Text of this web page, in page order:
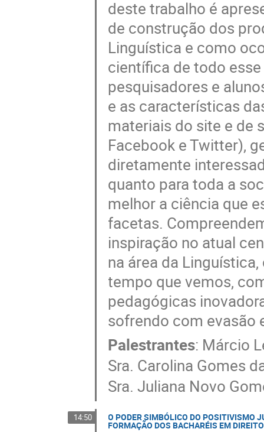
deste trabalho é
de construção dos
Linguística e como
científica de todo
pesquisadores e
e as características
materiais do site e de
Facebook e Twitter),
diretamente
quanto para toda a
melhor a ciência que
facetas.
inspiração no atual
na área da
tempo que vemos,
pedagógicas
sofrendo com evasão
Palestrantes: Márcio
Sra. Carolina Gomes
Sra. Juliana Novo
14:50 O PODER SIMBÓLICO DO POSITIVISMO
FORMAÇÃO DOS BACHARÉIS EM DIREITO